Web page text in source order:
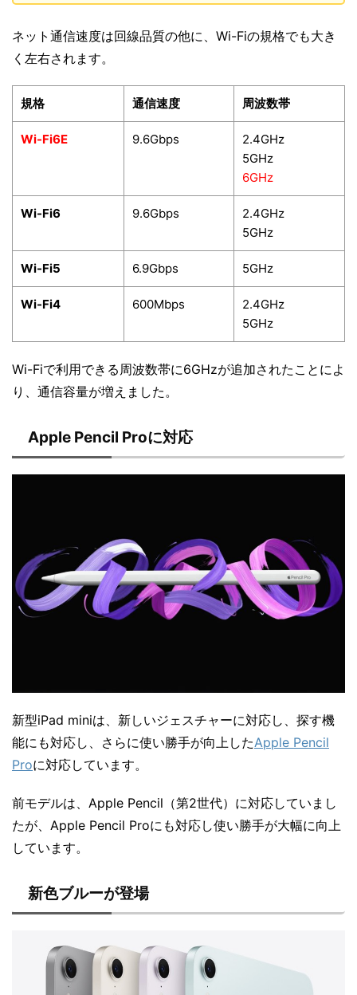
ネット通信速度は回線品質の他に、Wi-Fiの規格でも大き
く左右されます。
規格 通信速度 周波数帯
Wi-Fi6E 9.6Gbps
2.4GHz
5GHz
6GHz
Wi-Fi6 9.6Gbps
2.4GHz
5GHz
Wi-Fi5 6.9Gbps 5GHz
Wi-Fi4 600Mbps
2.4GHz
5GHz
Wi-Fiで利用できる周波数帯に6GHzが追加されたことによ
り、通信容量が増えました。
Apple Pencil Proに対応
新型iPad miniは、新しいジェスチャーに対応し、探す機
能にも対応し、さらに使い勝手が向上したApple Pencil
Proに対応しています。
前モデルは、Apple Pencil（第2世代）に対応していまし
たが、Apple Pencil Proにも対応し使い勝手が大幅に向上
しています。
新色ブルーが登場